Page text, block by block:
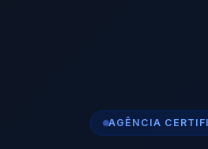
AGÊNCIA